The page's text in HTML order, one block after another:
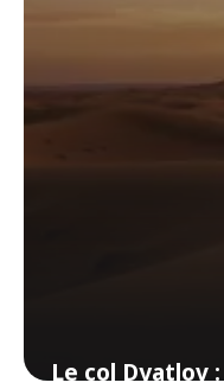
Le col Dyatlov